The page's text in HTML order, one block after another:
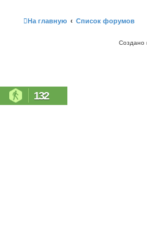
На главную Список форумов
Создано
132